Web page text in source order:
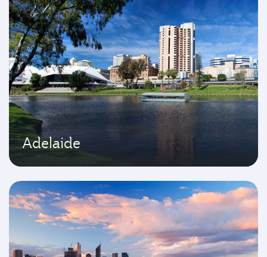
Adelaide